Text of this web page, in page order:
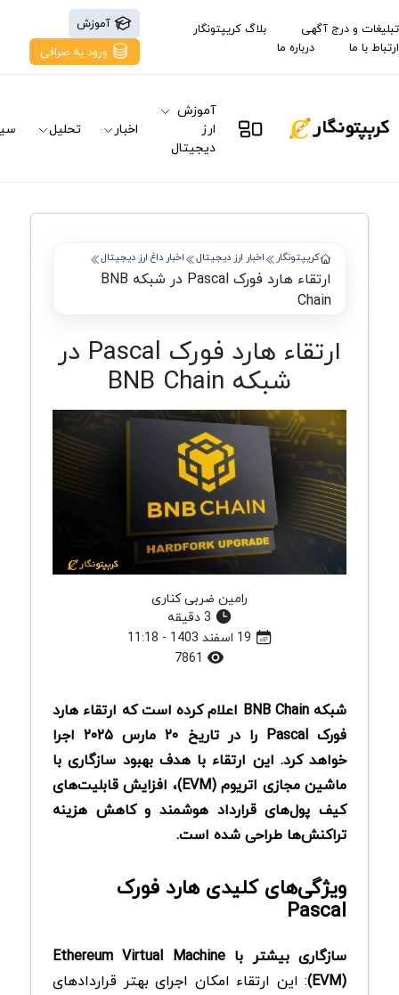
تبلیغات و درج آگهی
بلاگ کریپتونگار
ارتباط با ما
درباره ما
آموزش
ورود به صرافی
آموزش
ارز
دیجیتال
اخبار تحلیل
کریپتونگار اخبار ارز دیجیتال اخبار داغ ارز دیجیتال
ارتقاء هارد فورک Pascal در شبکه BNB
Chain
ارتقاء هارد فورک Pascal در
شبکه BNB Chain
رامین ضربی کناری
شبکه BNB Chain اعلام کرده است که ارتقاء هارد
فورک Pascal را در تاریخ ۲۰ مارس ۲۰۲۵ اجرا
خواهد کرد. این ارتقاء با هدف بهبود سازگاری با
ماشین مجازی اتریوم (EVM)، افزایش قابلیت‌های
کیف‌ پول‌های قرارداد هوشمند و کاهش هزینه
تراکنش‌ها طراحی شده است.
ویژگی‌های کلیدی هارد فورک
Pascal
سازگاری بیشتر با Ethereum Virtual Machine
(EVM): این ارتقاء امکان اجرای بهتر قراردادهای